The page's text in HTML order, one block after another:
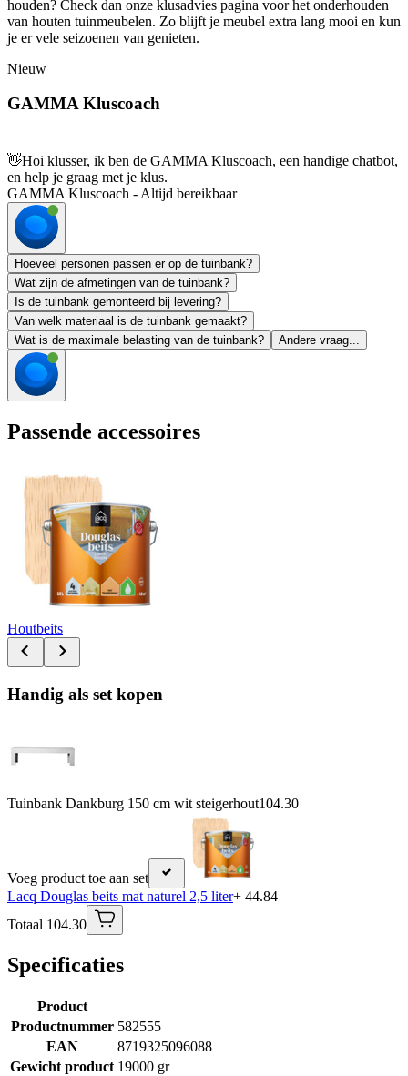
houden? Check dan onze klusadvies pagina voor het onderhouden
van houten tuinmeubelen. Zo blijft je meubel extra lang mooi en kun
je er vele seizoenen van genieten.
Nieuw
GAMMA Kluscoach
👋Hoi klusser, ik ben de GAMMA Kluscoach, een handige chatbot,
en help je graag met je klus.
GAMMA Kluscoach - Altijd bereikbaar
Hoeveel personen passen er op de tuinbank?
Wat zijn de afmetingen van de tuinbank?
Is de tuinbank gemonteerd bij levering?
Van welk materiaal is de tuinbank gemaakt?
Wat is de maximale belasting van de tuinbank?
Andere vraag...
Passende accessoires
Houtbeits
Handig als set kopen
Tuinbank Dankburg 150 cm wit steigerhout104.30
Voeg product toe aan set
Lacq Douglas beits mat naturel 2,5 liter+ 44.84
Totaal 104.30
Specificaties
Product
Productnummer 582555
EAN
8719325096088
Gewicht product 19000 gr